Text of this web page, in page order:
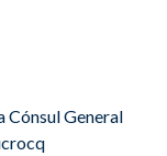
Cónsul General